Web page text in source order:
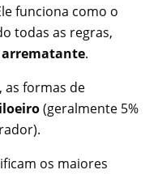
funciona como o
todas as regras,
arrematante.
, as formas de
(geralmente 5%
os maiores